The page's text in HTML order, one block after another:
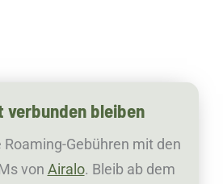
verbunden bleiben
Gebühren mit den
von Airalo. Bleib ab dem